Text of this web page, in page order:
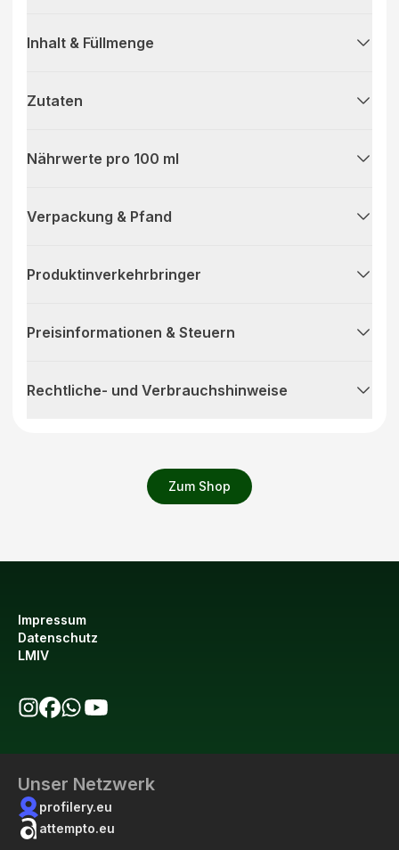
Zum Shop
Inhalt & Füllmenge
Zutaten
Nährwerte pro 100 ml
Verpackung & Pfand
Produktinverkehrbringer
Preisinformationen & Steuern
Rechtliche- und Verbrauchshinweise
Impressum
Datenschutz
LMIV
Unser Netzwerk
profilery.eu
attempto.eu